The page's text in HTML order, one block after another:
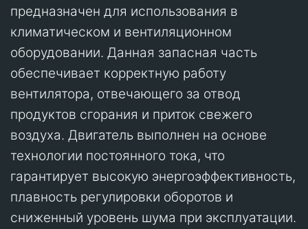
предназначен для использования в
климатическом и вентиляционном
оборудовании. Данная запасная часть
обеспечивает корректную работу
вентилятора, отвечающего за отвод
продуктов сгорания и приток свежего
воздуха. Двигатель выполнен на основе
технологии постоянного тока, что
гарантирует высокую энергоэффективность,
плавность регулировки оборотов и
сниженный уровень шума при эксплуатации.